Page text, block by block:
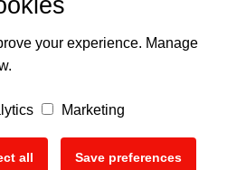
Bilgilendirme
EU Data Act
your experience. Manage
Marketing
all Save preferences